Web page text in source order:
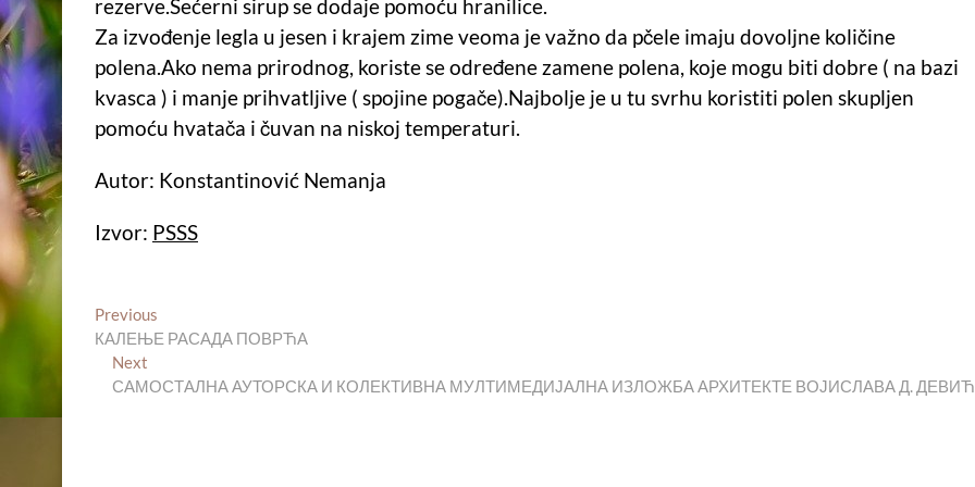
rezerve.Šećerni sirup se dodaje pomoću hranilice.
Za izvođenje legla u jesen i krajem zime veoma je važno da pčele imaju dovoljne količine
polena.Ako nema prirodnog, koriste se određene zamene polena, koje mogu biti dobre ( na bazi
kvasca ) i manje prihvatljive ( spojine pogače).Najbolje je u tu svrhu koristiti polen skupljen
pomoću hvatača i čuvan na niskoj temperaturi.
Autor: Konstantinović Nemanja
Izvor: PSSS
Кретање
чланка
Previous
post:
КАЛЕЊЕ РАСАДА ПОВРЋА
Next
post:
САМОСТАЛНА АУТОРСКА И КОЛЕКТИВНА МУЛТИМЕДИЈАЛНА ИЗЛОЖБА АРХИТЕКТЕ ВОЈИСЛАВА Д.